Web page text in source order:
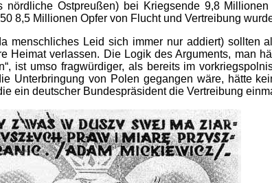
Ostpreußen) bei Kriegsende 9,8
8,5 Millionen Opfer von Flucht und Vertreibung
menschliches Leid sich immer nur addiert) sollten
Heimat verlassen. Die Logik des Arguments, man
ist umso fragwürdiger, als bereits im
Unterbringung von Polen gegangen wäre, hätte
ein deutscher Bundespräsident die Vertreibung